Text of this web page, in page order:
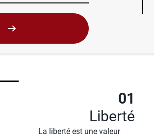
01
Liberté
La liberté est une valeur